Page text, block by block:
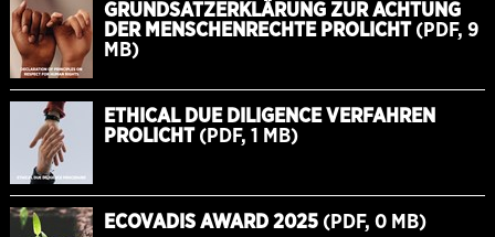
GRUNDSATZERKLÄRUNG ZUR ACHTUNG
DER MENSCHENRECHTE PROLICHT (PDF, 9
MB)
ETHICAL DUE DILIGENCE VERFAHREN
PROLICHT (PDF, 1 MB)
ECOVADIS AWARD 2025 (PDF, 0 MB)